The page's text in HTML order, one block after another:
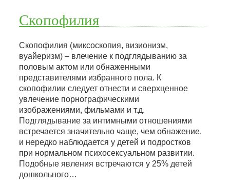
Скопофилия
Скопофилия (миксоскопия, визионизм,
вуайеризм) – влечение к подглядыванию за
половым актом или обнаженными
представителями избранного пола. К
скопофилии следует отнести и сверхценное
увлечение порнографическими
изображениями, фильмами и т.д.
Подглядывание за интимными отношениями
встречается значительно чаще, чем обнажение,
и нередко наблюдается у детей и подростков
при нормальном психосексуальном развитии.
Подобные явления встречаются у 25% детей
дошкольного…